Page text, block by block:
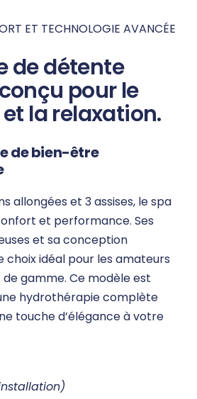
ET TECHNOLOGIE AVANCÉE
de détente
pour le
la relaxation.
de bien-être
allongées et 3 assises, le spa
et performance. Ses
et sa conception
choix idéal pour les amateurs
gamme. Ce modèle est
hydrothérapie complète
touche d’élégance à votre